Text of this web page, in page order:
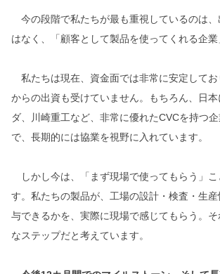
今の段階で私たちが最も重視しているのは
はなく、「顧客として製品を使ってくれる企業
私たちは現在、資金面では非常に安定してお
からの出資も受けていません。もちろん、日
ダ、川崎重工など、非常に優れたCVCを持つ
で、長期的には協業を視野に入れています。
しかし今は、「まず現場で使ってもらう」こ
す。私たちの製品が、工場の設計・検査・生
与できるかを、実際に現場で感じてもらう。
なステップだと考えています。